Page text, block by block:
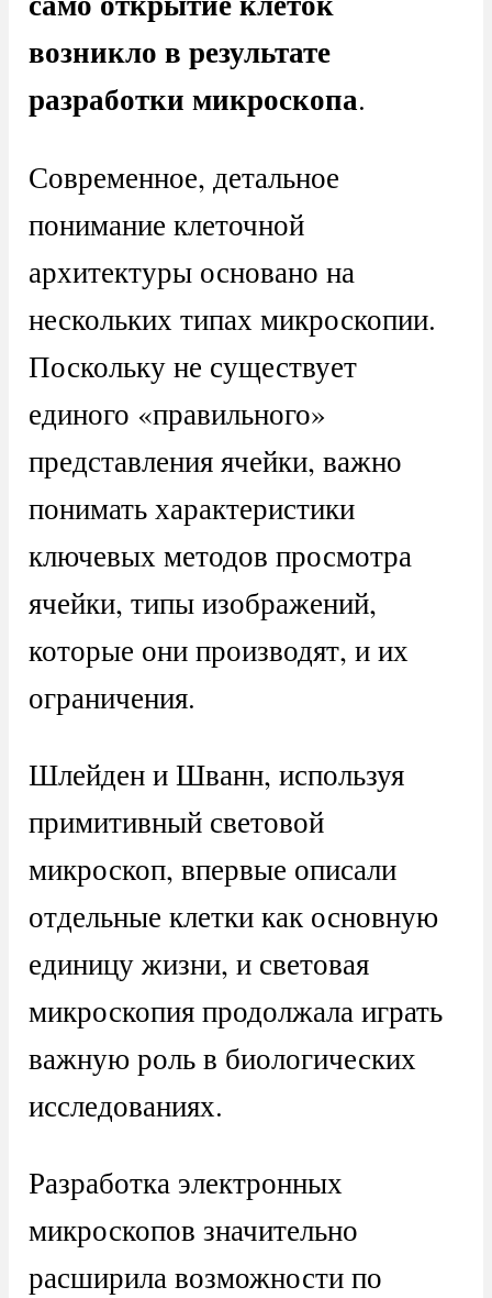
возникло в результате
разработки микроскопа.
Современное, детальное
понимание клеточной
архитектуры основано на
нескольких типах микроскопии.
Поскольку не существует
единого «правильного»
представления ячейки, важно
понимать характеристики
ключевых методов просмотра
ячейки, типы изображений,
которые они производят, и их
ограничения.
Шлейден и Шванн, используя
примитивный световой
микроскоп, впервые описали
отдельные клетки как основную
единицу жизни, и световая
микроскопия продолжала играть
важную роль в биологических
исследованиях.
Разработка электронных
микроскопов значительно
расширила возможности по